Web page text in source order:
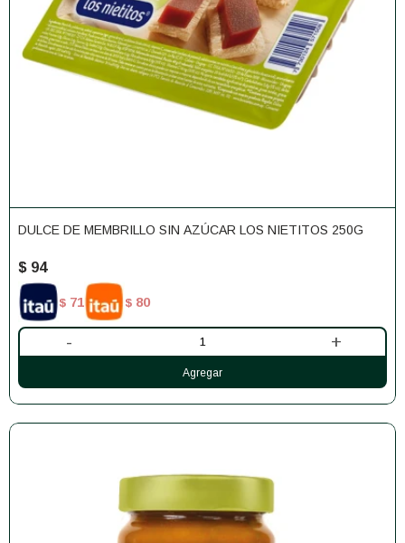
DULCE DE MEMBRILLO SIN AZÚCAR LOS NIETITOS 250G
$ 94
$ 71 $ 80
- +